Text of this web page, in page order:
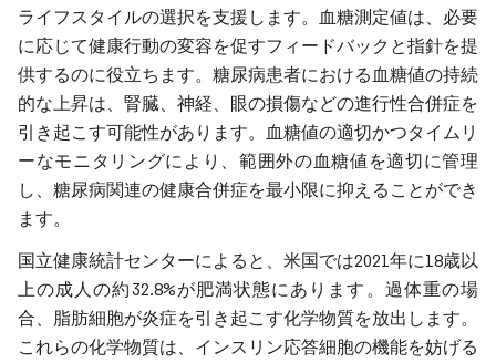
ライフスタイルの選択を支援します。血糖測定値は、必要
に応じて健康行動の変容を促すフィードバックと指針を提
供するのに役立ちます。糖尿病患者における血糖値の持続
的な上昇は、腎臓、神経、眼の損傷などの進行性合併症を
引き起こす可能性があります。血糖値の適切かつタイムリ
ーなモニタリングにより、範囲外の血糖値を適切に管理
し、糖尿病関連の健康合併症を最小限に抑えることができ
ます。
国立健康統計センターによると、米国では2021年に18歳以
上の成人の約32.8%が肥満状態にあります。過体重の場
合、脂肪細胞が炎症を引き起こす化学物質を放出します。
これらの化学物質は、インスリン応答細胞の機能を妨げる